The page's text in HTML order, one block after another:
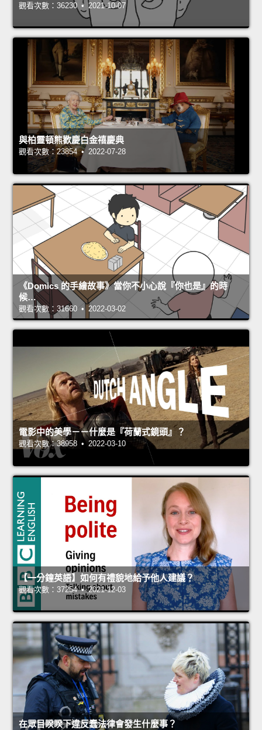
觀看次數：36230 • 2021-10-07
與柏靈頓熊歡慶白金禧慶典
觀看次數：23854 • 2022-07-28
《Domics 的手繪故事》當你不小心說『你也是』的時
候…
觀看次數：31660 • 2022-03-02
電影中的美學－－什麼是『荷蘭式鏡頭』？
觀看次數：38958 • 2022-03-10
【一分鐘英語】如何有禮貌地給予他人建議？
觀看次數：37254 • 2021-12-03
在眾目睽睽下違反蠢法律會發生什麼事？